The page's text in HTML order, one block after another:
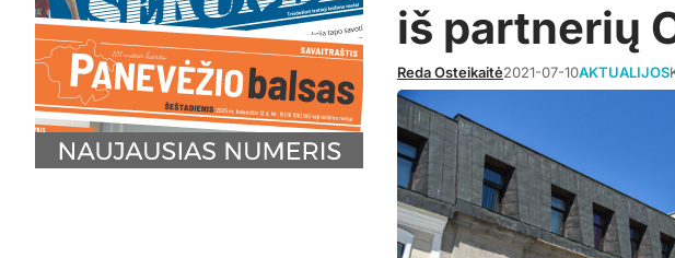
iš partnerių
Reda Osteikaitė2021-07-10AKTUALIJOS